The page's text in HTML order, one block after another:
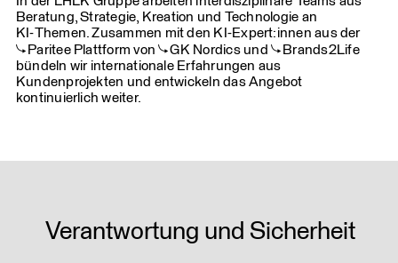
Beratungsgespräch vereinbaren
Podcasts passgenau zur Marke und Aufgabe – von
Standbild über Animation bis Live‑Action, auf Wunsch mit
Stimmen Ihrer Mitarbeitenden oder vollständig KI‑basiert.
In der Postproduktion steigern wir Tempo und Präzision,
zum Beispiel bei Objektentfernung und
Audiooptimierung, damit Projekte auch unter Zeitdruck
Abläufe automatisieren sowie Recherche, Reporting und
Beratung, Strategie, Kreation und Technologie an
KI‑Themen. Zusammen mit den KI-Expert:innen aus der
PariteePlattform von GK Nordicsund
Brands2Life
bündeln wir internationale Erfahrungen aus
Kundenprojekten und entwickeln das Angebot
kontinuierlich weiter.
Verantwortung und Sicherheit